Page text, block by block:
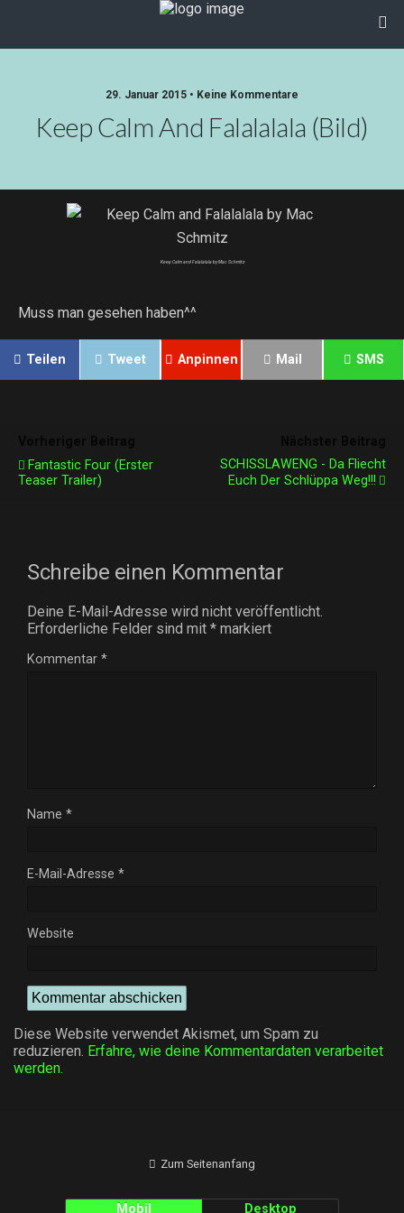
29. Januar 2015 • Keine Kommentare
Keep Calm And Falalalala (Bild)
Keep Calm and Falalalala by Mac Schmitz
Muss man gesehen haben^^
Teilen Tweet Anpinnen Mail SMS
Fantastic Four (erster
Teaser Trailer)
SCHISSLAWENG - Da Fliecht
Euch Der Schlüppa Weg!!!
Schreibe einen Kommentar
Deine E-Mail-Adresse wird nicht veröffentlicht.
Erforderliche Felder sind mit * markiert
Kommentar *
Name *
E-Mail-Adresse *
Website
Diese Website verwendet Akismet, um Spam zu
reduzieren. Erfahre, wie deine Kommentardaten verarbeitet
werden.
Zum Seitenanfang
Mobil Desktop